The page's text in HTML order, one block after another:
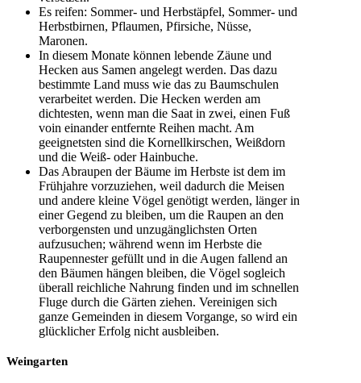
Es reifen: Sommer- und Herbstäpfel, Sommer- und
Herbstbirnen, Pflaumen, Pfirsiche, Nüsse,
Maronen.
In diesem Monate können lebende Zäune und
Hecken aus Samen angelegt werden. Das dazu
bestimmte Land muss wie das zu Baumschulen
verarbeitet werden. Die Hecken werden am
dichtesten, wenn man die Saat in zwei, einen Fuß
voin einander entfernte Reihen macht. Am
geeignetsten sind die Kornellkirschen, Weißdorn
und die Weiß- oder Hainbuche.
Das Abraupen der Bäume im Herbste ist dem im
Frühjahre vorzuziehen, weil dadurch die Meisen
und andere kleine Vögel genötigt werden, länger in
einer Gegend zu bleiben, um die Raupen an den
verborgensten und unzugänglichsten Orten
aufzusuchen; während wenn im Herbste die
Raupennester gefüllt und in die Augen fallend an
den Bäumen hängen bleiben, die Vögel sogleich
überall reichliche Nahrung finden und im schnellen
Fluge durch die Gärten ziehen. Vereinigen sich
ganze Gemeinden in diesem Vorgange, so wird ein
glücklicher Erfolg nicht ausbleiben.
Weingarten